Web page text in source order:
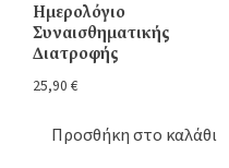
Ημερολόγιο
Συναισθηματικής
Διατροφής
25,90 €
Προσθήκη στο καλάθι